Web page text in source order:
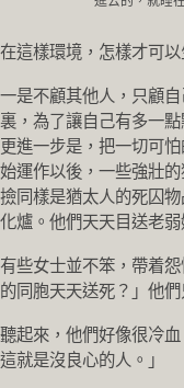
在這樣環境，怎樣才可以
一是不顧其他人，只顧
裏，為了讓自己有多一
更進一步是，把一切可
始運作以後，一些強壯
撿同樣是猶太人的死囚
化爐。他們天天目送老弱
有些女士並不笨，帶着
的同胞天天送死？」他
聽起來，他們好像很冷
這就是沒良心的人。」